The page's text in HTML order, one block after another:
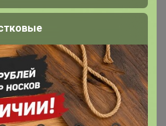
на даче, в путешествии
найдёт своё место не
но и в домашних условиях. Он
повседневного использования на
иногда не хватает обычного
для ребёнка, который